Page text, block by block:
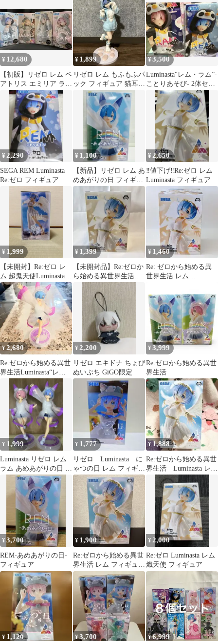
¥ 12,680
【初版】リゼロ レム ベ
アトリス エミリア ラム
パック フィギュア 4種
セット
¥ 1,899
リゼロ レム もふもふパ
ック フィギュア 猫耳パ
ーカー 肉球
¥3,500
Luminasta“レム・ラム”-
ことりあそび- 2体セッ
¥ 2,290
SEGA REM Luminasta
Re:ゼロ フィギュア
¥ 1,100
【新品】リゼロ レム あ
めあがりの日 フィギュ
ア Luminasta
¥ 2,650
‼️値下げ‼️Re:ゼロ レム
Luminasta フィギュア
¥ 1,999
【未開封】Re:ゼロ レ
ム 超鬼天使Luminastaフ
ィギュア SEGAリゼロ
¥ 1,399
【未開封品】Re:ゼロか
ら始める異世界生活
¥ 1,460
Re: ゼロから始める異
世界生活 レム
ギュア
¥2,680
Re:ゼロから始める異世
界生活Luminasta“レム”-
あめあがりの日-リゼロ
¥ 2,200
リゼロ エキドナ ちょぴ
ぬいぷち GiGO限定
¥3,999
Re:ゼロから始める異世
界生活
¥ 1,999
Luminasta リゼロ レム
ラム あめあがりの日 フ
ィギュア
¥ 1,777
リゼロ Luminasta に
ゃつの日 レム フィギュ
ア
¥ 1,888
Re:ゼロから始める異世
界生活 Luminasta レ
ム 超鬼天使
¥3,700
REM-あめあがりの日-
フィギュア
¥ 1,900
Re:ゼロから始める異世
界生活 レム フィギュア
Luminasta
¥2,000
Re:ゼロ Luminasta レム
熾天使 フィギュア
¥ 1,120 ¥3,700 ¥6,999